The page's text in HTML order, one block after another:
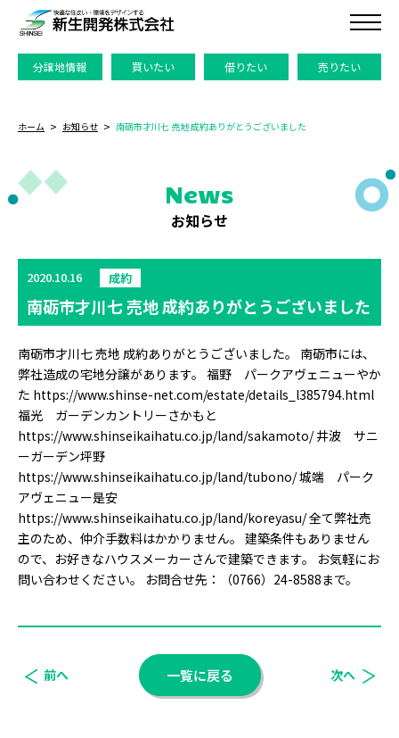
分譲地情報 買いたい 借りたい 売りたい
ホーム お知らせ 南砺市才川七 売地 成約ありがとうございました
News
お知らせ
2020.10.16 成約
南砺市才川七 売地 成約ありがとうございました
南砺市才川七 売地 成約ありがとうございました。 南砺市には、
弊社造成の宅地分譲があります。 福野 パークアヴェニューやか
た https://www.shinse-net.com/estate/details_l385794.html
福光 ガーデンカントリーさかもと
https://www.shinseikaihatu.co.jp/land/sakamoto/ 井波 サニ
ーガーデン坪野
https://www.shinseikaihatu.co.jp/land/tubono/ 城端 パーク
アヴェニュー是安
https://www.shinseikaihatu.co.jp/land/koreyasu/ 全て弊社売
主のため、仲介手数料はかかりません。 建築条件もありません
ので、お好きなハウスメーカーさんで建築できます。 お気軽にお
問い合わせください。 お問合せ先：（0766）24-8588まで。
前へ 一覧に戻る 次へ